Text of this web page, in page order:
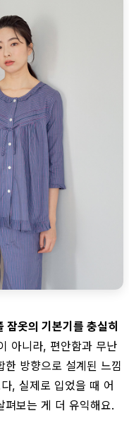
잠옷의 기본기를 충실히
아니라, 편안함과 무난
방향으로 설계된 느낌
, 실제로 입었을 때 어
펴보는 게 더 유익해요.